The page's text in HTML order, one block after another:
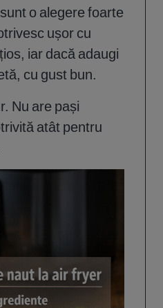
sunt o alegere foarte
ușor cu
iar dacă adaugi
cu gust bun.
Nu are pași
atât pentru